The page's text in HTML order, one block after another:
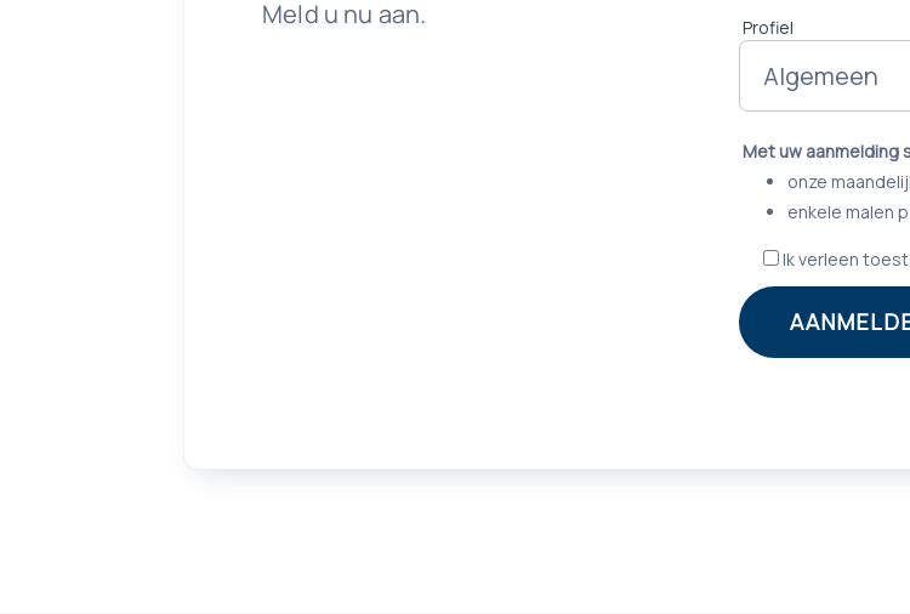
Meld u nu aan.